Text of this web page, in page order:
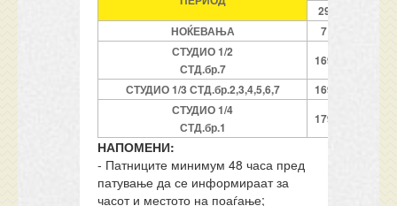
29
НОЌЕВАЊА
7
СТУДИО 1/2
СТД.бр.7
169
СТУДИО 1/3 СТД.бр.2,3,4,5,6,7
169
СТУДИО 1/4
СТД.бр.1
179
НАПОМЕНИ:
- Патниците минимум 48 часа пред
патување да се информираат за
часот и местото на поаѓање;